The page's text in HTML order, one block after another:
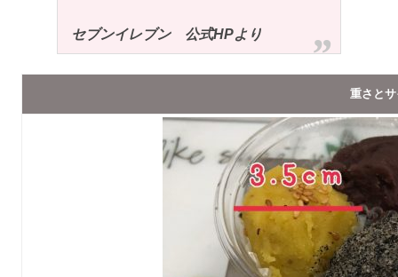
セブンイレブン 公式HPより
重さと